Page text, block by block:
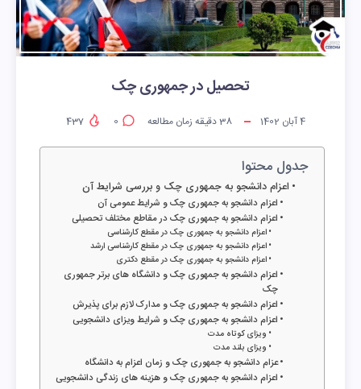
تحصیل در جمهوری چک
4 آبان 1402 38دقیقه زمان مطالعه 0
437
جدول محتوا
اعزام دانشجو به جمهوری چک و بررسی شرایط آن
اعزام دانشجو به جمهوری چک و شرایط عمومی آن
اعزام دانشجو به جمهوری چک در مقاطع مختلف تحصیلی
اعزام دانشجو به جمهوری چک در مقطع کارشناسی
اعزام دانشجو به جمهوری چک در مقطع کارشناسی ارشد
اعزام دانشجو به جمهوری چک در مقطع دکتری
اعزام دانشجو به جمهوری چک و دانشگاه های برتر جمهوری
چک
اعزام دانشجو به جمهوری چک و مدارک لازم برای پذیرش
اعزام دانشجو به جمهوری چک و شرایط ویزای دانشجویی
ویزای کوتاه مدت
ویزای بلند مدت
عزام دانشجو به جمهوری چک و زمان اعزام به دانشگاه
اعزام دانشجو به جمهوری چک و هزینه های زندگی دانشجویی